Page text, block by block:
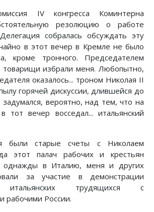
IV конгресса Коминтерна
резолюцию о работе
собралась обсуждать эту
в этот вечер в Кремле не было
кроме тронного. Председателем
товарищи избрали меня. Любопытно,
оказалось... троном Николая II
горячей дискуссии, длившейся до
вероятно, над тем, что на
тот вечер восседал... итальянский
были старые счеты с Николаем
этот палач рабочих и крестьян
однажды в Италию, меня и других
за участие в демонстрации
итальянских трудящихся с
рабочими России.